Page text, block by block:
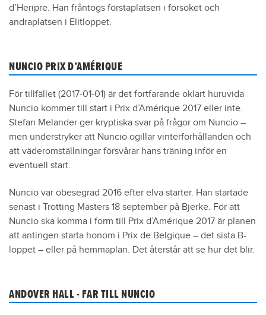
d’Heripre. Han fråntogs förstaplatsen i försöket och
andraplatsen i Elitloppet.
NUNCIO PRIX D’AMÉRIQUE
För tillfället (2017-01-01) är det fortfarande oklart huruvida
Nuncio kommer till start i Prix d’Amérique 2017 eller inte.
Stefan Melander ger kryptiska svar på frågor om Nuncio –
men understryker att Nuncio ogillar vinterförhållanden och
att väderomställningar försvårar hans träning inför en
eventuell start.
Nuncio var obesegrad 2016 efter elva starter. Han startade
senast i Trotting Masters 18 september på Bjerke. För att
Nuncio ska komma i form till Prix d’Amérique 2017 är planen
att antingen starta honom i Prix de Belgique – det sista B-
loppet – eller på hemmaplan. Det återstår att se hur det blir.
ANDOVER HALL - FAR TILL NUNCIO